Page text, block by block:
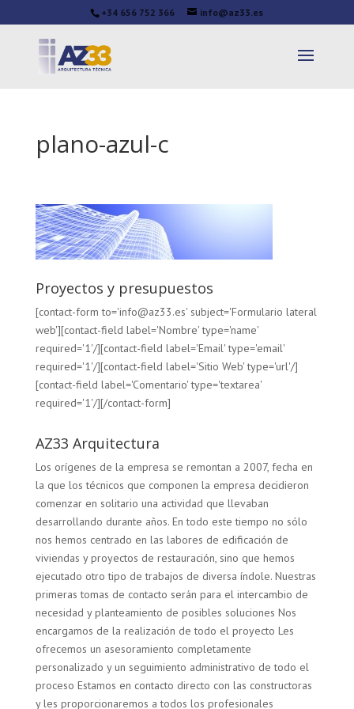
+34 656 752 366 info@az33.es
plano-azul-c
Proyectos y presupuestos
[contact-form to='info@az33.es' subject='Formulario lateral
web'][contact-field label='Nombre' type='name'
required='1'/][contact-field label='Email' type='email'
required='1'/][contact-field label='Sitio Web' type='url'/]
[contact-field label='Comentario' type='textarea'
required='1'/][/contact-form]
AZ33 Arquitectura
Los orígenes de la empresa se remontan a 2007, fecha en
la que los técnicos que componen la empresa decidieron
comenzar en solitario una actividad que llevaban
desarrollando durante años. En todo este tiempo no sólo
nos hemos centrado en las labores de edificación de
viviendas y proyectos de restauración, sino que hemos
ejecutado otro tipo de trabajos de diversa índole. Nuestras
primeras tomas de contacto serán para el intercambio de
necesidad y planteamiento de posibles soluciones Nos
encargamos de la realización de todo el proyecto Les
ofrecemos un asesoramiento completamente
personalizado y un seguimiento administrativo de todo el
proceso Estamos en contacto directo con las constructoras
y les proporcionaremos a todos los profesionales